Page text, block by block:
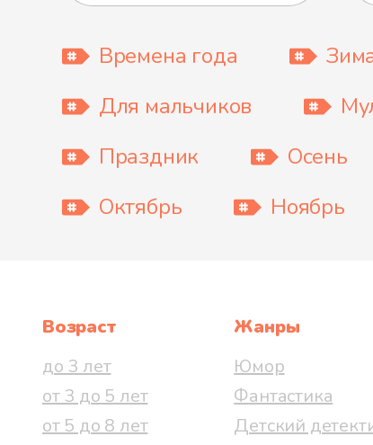
Времена года
Для мальчиков
Праздник
Осень
Октябрь
Ноябрь
Возраст
до 3 лет
от 3 до 5 лет
от 5 до 8 лет
Жанры
Юмор
Фантастика
Детский